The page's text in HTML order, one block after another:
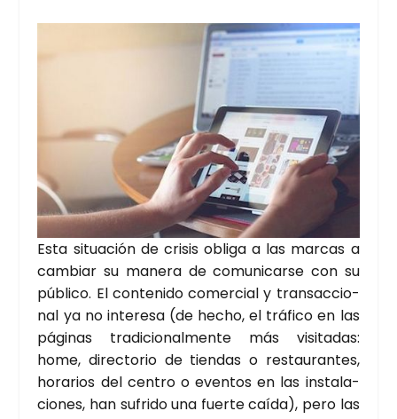
Esta situa­ción de cri­sis obli­ga a las mar­cas a
cam­biar su mane­ra de comu­ni­car­se con su
públi­co. El con­te­ni­do comer­cial y tran­sac­cio­
nal ya no intere­sa (de hecho, el trá­fi­co en las
pági­nas tra­di­cio­nal­men­te más visi­ta­das:
home, direc­to­rio de tien­das o res­tau­ran­tes,
hora­rios del cen­tro o even­tos en las ins­ta­la­
cio­nes, han sufri­do una fuer­te caí­da), pero las